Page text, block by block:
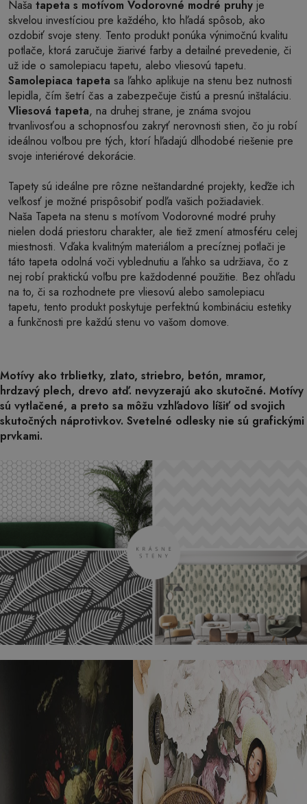
Naša tapeta s motívom Vodorovné modré pruhy je
skvelou investíciou pre každého, kto hľadá spôsob, ako
ozdobiť svoje steny. Tento produkt ponúka výnimočnú kvalitu
potlače, ktorá zaručuje žiarivé farby a detailné prevedenie, či
už ide o samolepiacu tapetu, alebo vliesovú tapetu.
Samolepiaca tapeta sa ľahko aplikuje na stenu bez nutnosti
lepidla, čím šetrí čas a zabezpečuje čistú a presnú inštaláciu.
Vliesová tapeta, na druhej strane, je známa svojou
trvanlivosťou a schopnosťou zakryť nerovnosti stien, čo ju robí
ideálnou voľbou pre tých, ktorí hľadajú dlhodobé riešenie pre
svoje interiérové dekorácie.
Tapety sú ideálne pre rôzne neštandardné projekty, keďže ich
veľkosť je možné prispôsobiť podľa vašich požiadaviek.
Naša Tapeta na stenu s motívom Vodorovné modré pruhy
nielen dodá priestoru charakter, ale tiež zmení atmosféru celej
miestnosti. Vďaka kvalitným materiálom a precíznej potlači je
táto tapeta odolná voči vyblednutiu a ľahko sa udržiava, čo z
nej robí praktickú voľbu pre každodenné použitie. Bez ohľadu
na to, či sa rozhodnete pre vliesovú alebo samolepiacu
tapetu, tento produkt poskytuje perfektnú kombináciu estetiky
a funkčnosti pre každú stenu vo vašom domove.
Motívy ako trblietky, zlato, striebro, betón, mramor,
hrdzavý plech, drevo atď. nevyzerajú ako skutočné. Motívy
sú vytlačené, a preto sa môžu vzhľadovo líšiť od svojich
skutočných náprotivkov. Svetelné odlesky nie sú grafickými
prvkami.